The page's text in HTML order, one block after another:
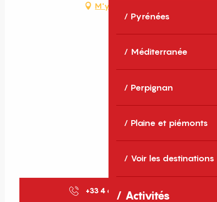
Pyrénées
Méditerranée
Perpignan
Plaine et piémonts
Voir les destinations
Activités
M'y rendre
+33 4 68 05 52 ▒▒